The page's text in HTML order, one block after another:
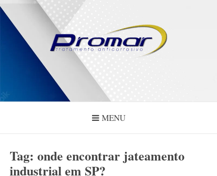
Pular
para
conteúdo
PROMAR
MENU
Tag: onde encontrar jateamento
industrial em SP?